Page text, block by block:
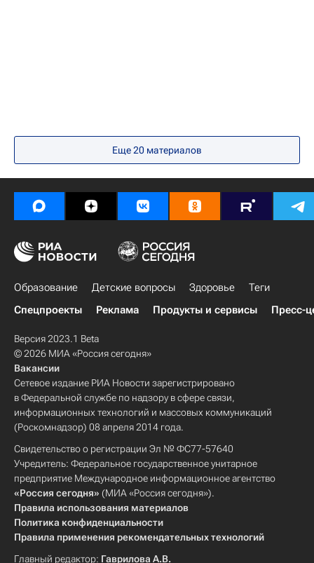
Еще 20 материалов
Образование Детские вопросы Здоровье
Теги
Спецпроекты
Реклама Продукты и сервисы Пресс-
Версия 2023.1 Beta
© 2026 МИА «Россия сегодня»
Вакансии
Сетевое издание РИА Новости зарегистрировано
в Федеральной службе по надзору в сфере связи,
информационных технологий и массовых коммуникаций
(Роскомнадзор) 08 апреля 2014 года.
Свидетельство о регистрации Эл № ФС77-57640
Учредитель: Федеральное государственное унитарное
предприятие Международное информационное агентство
«Россия сегодня» (МИА «Россия сегодня»).
Правила использования материалов
Политика конфиденциальности
Правила применения рекомендательных технологий
Главный редактор: Гаврилова А.В.